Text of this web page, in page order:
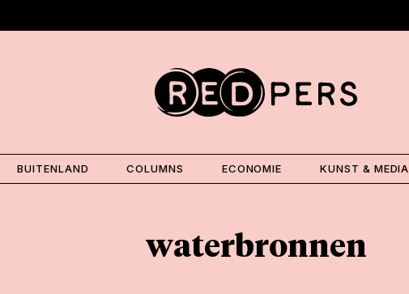
BUITENLAND COLUMNS ECONOMIE KUNST & MEDIA
waterbronnen